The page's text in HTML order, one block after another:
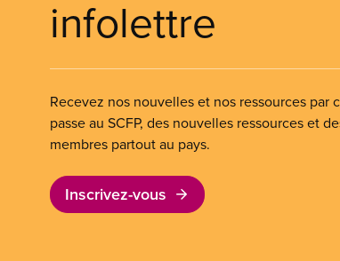
infolettre
Recevez nos nouvelles et nos ressources par
passe au SCFP, des nouvelles ressources et
membres partout au pays.
Inscrivez-vous